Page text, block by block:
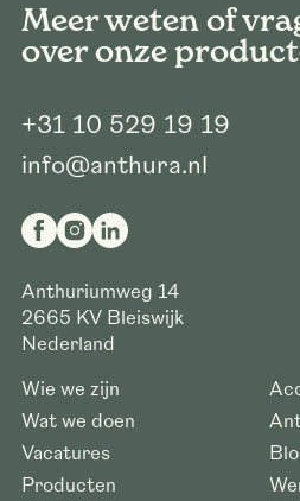
Meer weten of
over onze
+31 10 529 19 19
info@anthura.nl
Anthuriumweg 14
2665 KV Bleiswijk
Nederland
Wie we zijn
Wat we doen
Vacatures
Producten